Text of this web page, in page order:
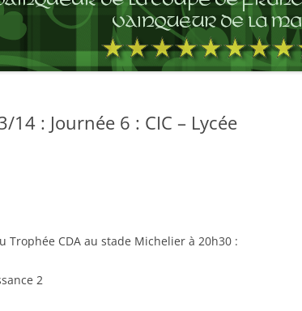
PRAGUE 2006
NICE 2008
: Journée 6 : CIC – Lycée
Trophée CDA au stade Michelier à 20h30 :
2